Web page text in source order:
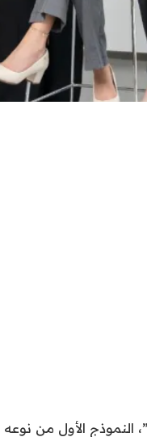
الأول من نوعه